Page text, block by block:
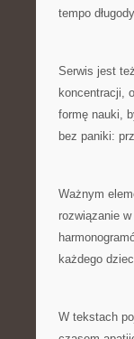
tempo
Serwis jest
koncentracji,
formę nauki,
bez paniki:
Ważnym
rozwiązanie
każdego
W tekstach